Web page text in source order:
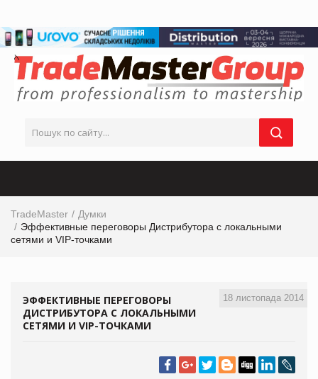
TradeMaster
Думки
Эффективные переговоры Дистрибутора с локальными
сетями и VIP-точками
18 листопада 2014
ЭФФЕКТИВНЫЕ ПЕРЕГОВОРЫ
ДИСТРИБУТОРА С ЛОКАЛЬНЫМИ
СЕТЯМИ И VIP-ТОЧКАМИ